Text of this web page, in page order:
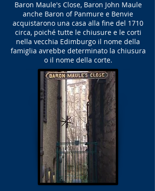
Baron Maule's Close, Baron John Maule
anche Baron of Panmure e Benvie
acquistarono una casa alla fine del 1710
circa, poiché tutte le chiusure e le corti
nella vecchia Edimburgo il nome della
famiglia avrebbe determinato la chiusura
o il nome della corte.